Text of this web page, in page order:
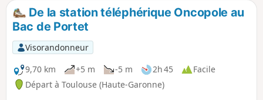
De la station téléphérique Oncopole au
Bac de Portet
Visorandonneur
9,70 km
+5 m -5 m 2h 45
Facile
Départ à Toulouse (Haute-Garonne)